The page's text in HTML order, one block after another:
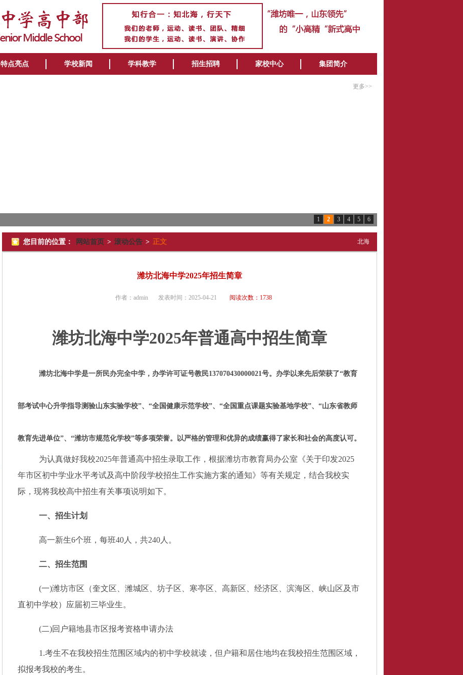
特点亮点 学校新闻 学科教学 招生招聘 家校中心 集团简介
1 2 3 4 5 6
更多>>
您目前的位置： 网站首页 > 滚动公告 > 正文 北海
潍坊北海中学2025年招生简章
作者： admin 发表时间： 2025-04-21 阅读次数： 1738
潍坊北海中学2025年普通高中招生简章
潍坊北海中学是一所民办完全中学，办学许可证号教民137070430000021号。办学以来先后荣获了“教育
部考试中心升学指导测验山东实验学校”、“全国健康示范学校”、“全国重点课题实验基地学校”、“山东省教师
教育先进单位”、“潍坊市规范化学校”等多项荣誉。以严格的管理和优异的成绩赢得了家长和社会的高度认可。
为认真做好我校2025年普通高中招生录取工作，根据潍坊市教育局办公室 《关于印发2025
年市区初中学业水平考试及高中阶段学校招生工作实施方案的通知》等有关规定， 结合我校实
际， 现将我校高中招生有关事项说明如下。
一、招生计划
高一新生6个班，每班40人，共240人。
二、招生范围
(一)潍坊市区（奎文区、潍城区、坊子区、寒亭区、高新区、经济区、滨海区、峡山区及市
直初中学校）应届初三毕业生。
(二)回户籍地县市区报考资格申请办法
1.考生不在我校招生范围区域内的初中学校就读，但户籍和居住地均在我校招生范围区域，
拟报考我校的考生。